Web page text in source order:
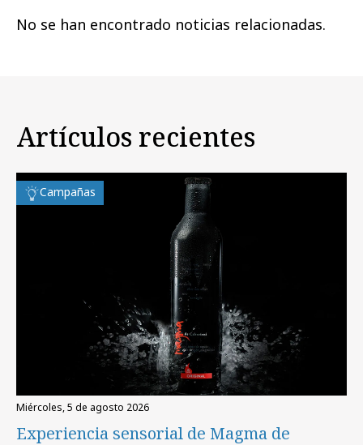
No se han encontrado noticias relacionadas.
Artículos recientes
Campañas
miércoles, 5 de agosto 2026
Experiencia sensorial de Magma de